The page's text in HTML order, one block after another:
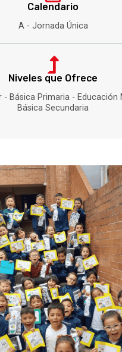
Calendario
A - Jornada Única
Niveles que Ofrece
- Básica Primaria - Educación
Básica Secundaria